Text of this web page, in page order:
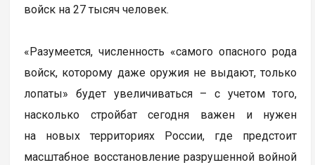
войск на 27 тысяч человек.
«Разумеется, численность «самого опасного рода
войск, которому даже оружия не выдают, только
лопаты» будет увеличиваться – с учетом того,
насколько стройбат сегодня важен и нужен
на новых территориях России, где предстоит
масштабное восстановление разрушенной войной